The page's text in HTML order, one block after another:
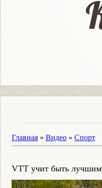
Главная » Видео » Спорт
VTT учит быть лучшим